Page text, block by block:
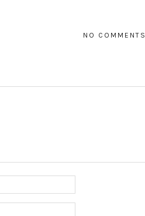
NO COMMENTS